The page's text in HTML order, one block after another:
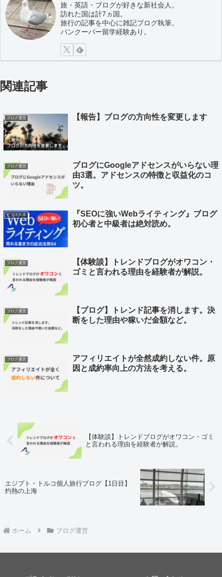
旅・英語・ブログが好きな新社会人。
訪れた国は計7ヵ国。
旅行の記事を中心に雑記ブログ執筆。
バンクーバー留学経験あり。
関連記事
ブログ運営 【報告】ブログの方向性を変更します
ブログ運営
ブログにGoogleアドセンスがいらない理
由3選。アドセンスの特徴と収益化のコ
ツ。
ビジネス本
『SEOに強いWebライティング』ブログ
初心者と中級者は絶対読め。
ブログ運営
【体験談】トレンドブログがオワコン・
ゴミと言われる理由を経験者が解説。
ブログ運営
【ブログ】トレンド記事を消します。決
断をした理由や稼いだ金額など。
ブログ運営
アフィリエイトが全然成約しない件。原
因と成約率向上の方法を考える。
【体験談】トレンドブログがオワコン・ゴミ
と言われる理由を経験者が解説。
エジプト・トルコ個人旅行ブログ【1日目】
灼熱の上海
ホーム ブログ運営